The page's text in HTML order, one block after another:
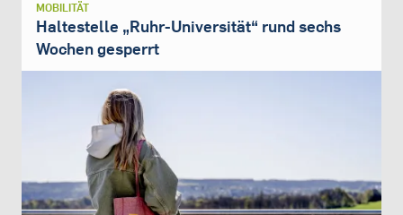
MOBILITÄT
Haltestelle „Ruhr-Universität“ rund sechs
Wochen gesperrt